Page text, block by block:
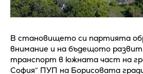
В становището си партията
внимание и на бъдещото
транспорт в южната част на
София“ ПУП на Борисовата